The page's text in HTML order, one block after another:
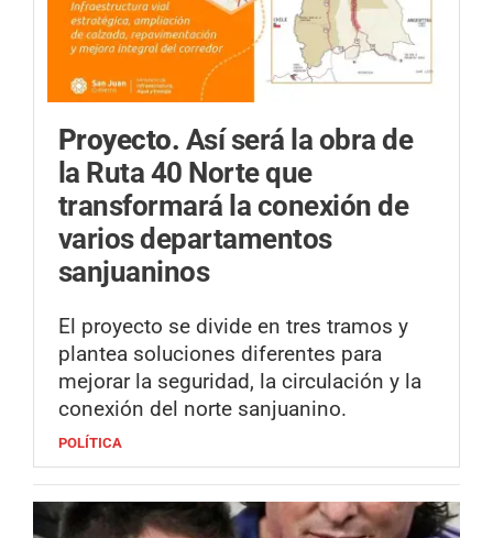
Proyecto. Así será la obra de
la Ruta 40 Norte que
transformará la conexión de
varios departamentos
sanjuaninos
El proyecto se divide en tres tramos y
plantea soluciones diferentes para
mejorar la seguridad, la circulación y la
conexión del norte sanjuanino.
POLÍTICA